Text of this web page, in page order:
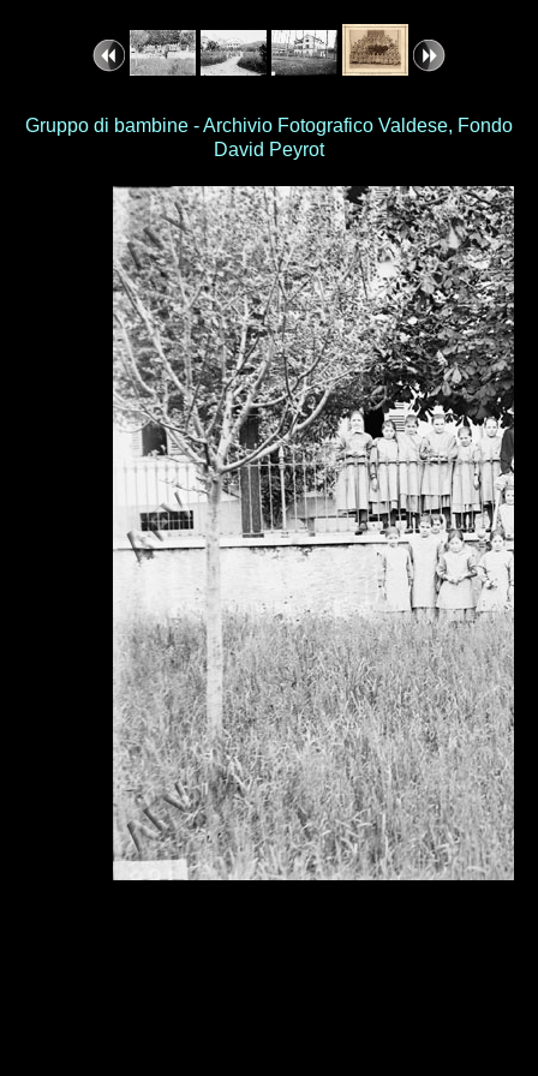
Gruppo di bambine - Archivio Fotografico Valdese, Fondo
David Peyrot